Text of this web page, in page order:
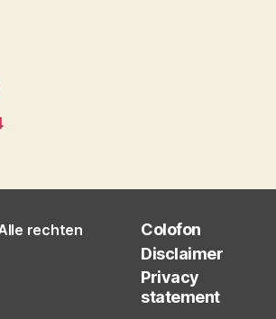
rechten
Colofon
Disclaimer
Privacy
statement